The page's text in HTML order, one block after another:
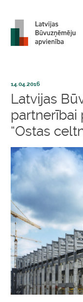
14.04.2016
Latvijas
partnerībai
“Ostas